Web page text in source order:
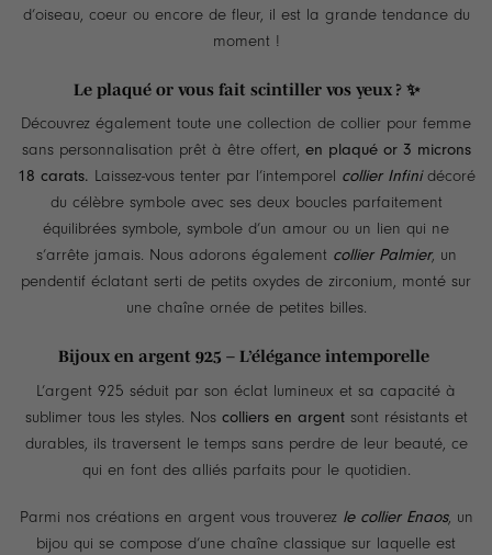
d’oiseau, coeur ou encore de fleur, il est la grande tendance du
moment !
Le plaqué or vous fait scintiller vos yeux ? ✨
Découvrez également toute une collection de collier pour femme
sans personnalisation prêt à être offert, en plaqué or 3 microns
18 carats. Laissez-vous tenter par l’intemporel collier Infinidécoré
du célèbre symbole avec ses deux boucles parfaitement
équilibrées symbole, symbole d’un amour ou un lien qui ne
s’arrête jamais. Nous adorons également collier Palmier, un
pendentif éclatant serti de petits oxydes de zirconium, monté sur
une chaîne ornée de petites billes.
Bijoux en argent 925 – L’élégance intemporelle
L’argent 925 séduit par son éclat lumineux et sa capacité à
sublimer tous les styles. Nos colliers en argentsont résistants et
durables, ils traversent le temps sans perdre de leur beauté, ce
qui en font des alliés parfaits pour le quotidien.
Parmi nos créations en argent vous trouverez le collier Enaos, un
bijou qui se compose d’une chaîne classique sur laquelle est